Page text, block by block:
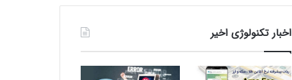
اخبار تکنولوژی اخیر